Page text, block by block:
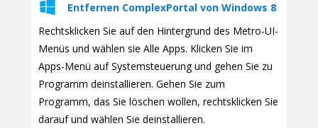
Entfernen ComplexPortal von Windows 8
Rechtsklicken Sie auf den Hintergrund des Metro-UI-
Menüs und wählen sie Alle Apps. Klicken Sie im
Apps-Menü auf Systemsteuerung und gehen Sie zu
Programm deinstallieren. Gehen Sie zum
Programm, das Sie löschen wollen, rechtsklicken Sie
darauf und wählen Sie deinstallieren.